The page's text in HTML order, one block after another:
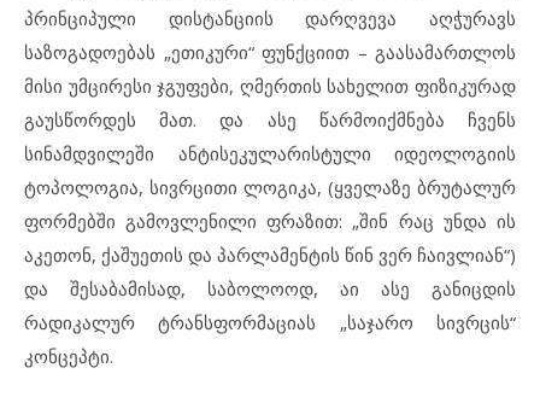
პრინციპული დისტანციის დარღვევა აღჭურავს
საზოგადოებას „ეთიკური“ ფუნქციით – გაასამართლოს
მისი უმცირესი ჯგუფები, ღმერთის სახელით ფიზიკურად
გაუსწორდეს მათ. და ასე წარმოიქმნება ჩვენს
სინამდვილეში ანტისეკულარისტული იდეოლოგიის
ტოპოლოგია, სივრცითი ლოგიკა, (ყველაზე ბრუტალურ
ფორმებში გამოვლენილი ფრაზით: „შინ რაც უნდა ის
აკეთონ, ქაშუეთის და პარლამენტის წინ ვერ ჩაივლიან“)
და შესაბამისად, საბოლოოდ, აი ასე განიცდის
რადიკალურ ტრანსფორმაციას „საჯარო სივრცის“
კონცეპტი.